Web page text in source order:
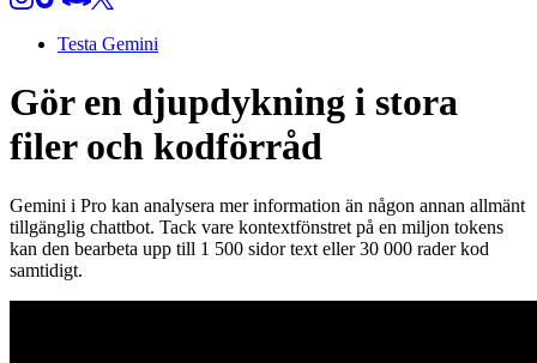
Testa Gemini
Gör en djupdykning i stora
filer och kodförråd
Gemini i Pro kan analysera mer information än någon annan allmänt
tillgänglig chattbot. Tack vare kontextfönstret på en miljon tokens
kan den bearbeta upp till 1 500 sidor text eller 30 000 rader kod
samtidigt.